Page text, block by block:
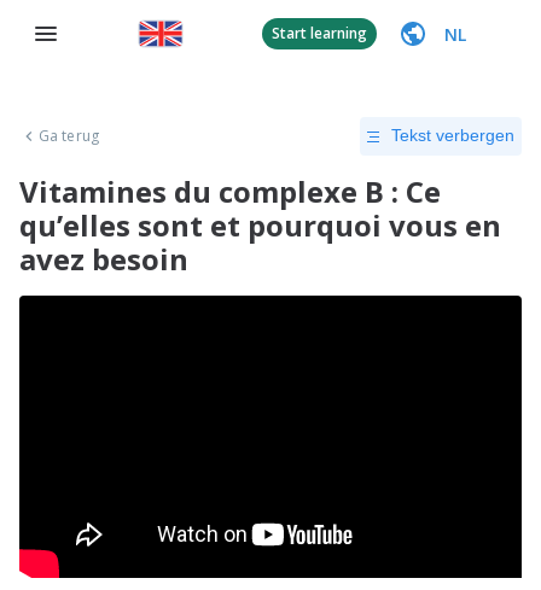
Start learning NL
Ga terug Tekst verbergen
Vitamines du complexe B : Ce
qu’elles sont et pourquoi vous en
avez besoin